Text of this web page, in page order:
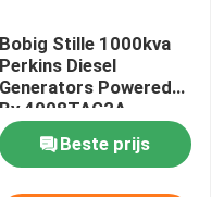
Bobig Stille 1000kva
Perkins Diesel
Generators Powered
By 4008TAG2A
Beste prijs